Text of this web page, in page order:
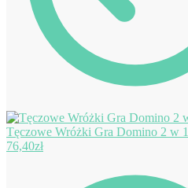
Tęczowe Wróżki Gra Domino 2 w
76,40zł